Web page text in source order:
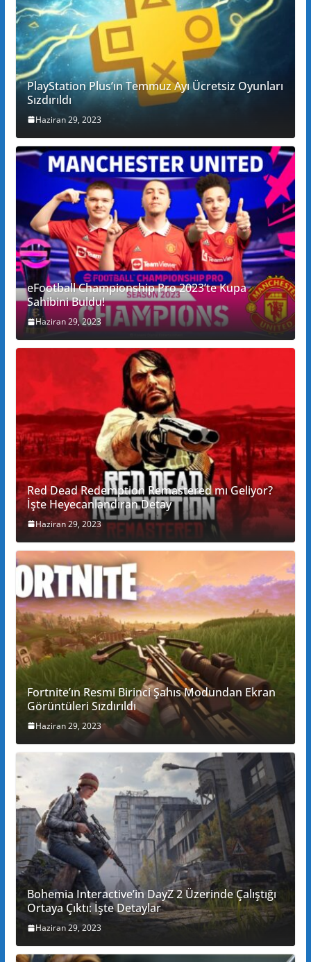
PlayStation Plus’ın Temmuz Ayı Ücretsiz Oyunları
Sızdırıldı
Haziran 29, 2023
eFootball Championship Pro 2023’te Kupa
Sahibini Buldu!
Haziran 29, 2023
Red Dead Redemption Remastered mı Geliyor?
İşte Heyecanlandıran Detay
Haziran 29, 2023
Fortnite’ın Resmi Birinci Şahıs Modundan Ekran
Görüntüleri Sızdırıldı
Haziran 29, 2023
Bohemia Interactive’in DayZ 2 Üzerinde Çalıştığı
Ortaya Çıktı: İşte Detaylar
Haziran 29, 2023